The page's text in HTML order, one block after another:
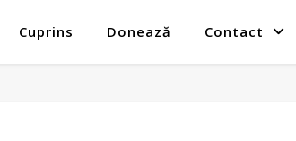
Cuprins Donează Contact